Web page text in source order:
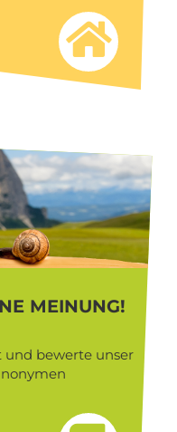
MEINUNG!
bewerte unser